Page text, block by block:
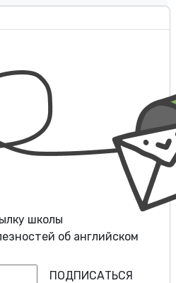
школы
об английском
ПОДПИСАТЬСЯ